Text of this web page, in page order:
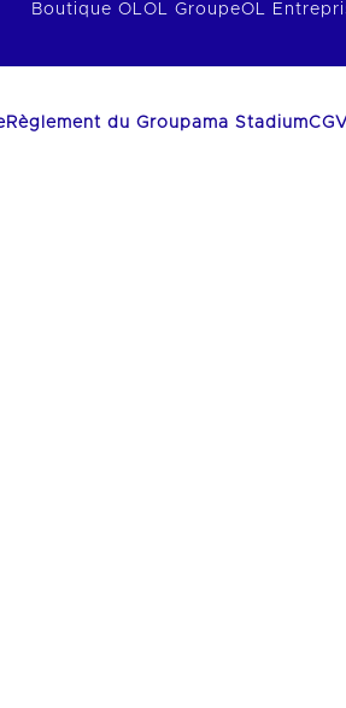
Boutique OLOL GroupeOL
Règlement du Groupama Stadium